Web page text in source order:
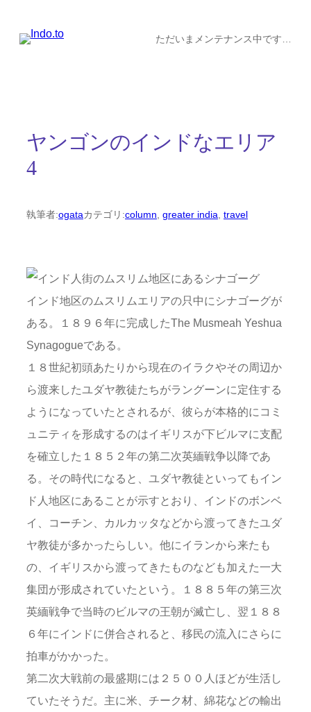
ただいまメンテナンス中です…
ヤンゴンのインドなエリア
4
執筆者:ogataカテゴリ:column, greater india, travel
インド地区のムスリムエリアの只中にシナゴーグが
ある。１８９６年に完成したThe Musmeah Yeshua
Synagogueである。
１８世紀初頭あたりから現在のイラクやその周辺か
ら渡来したユダヤ教徒たちがラングーンに定住する
ようになっていたとされるが、彼らが本格的にコミ
ュニティを形成するのはイギリスが下ビルマに支配
を確立した１８５２年の第二次英緬戦争以降であ
る。その時代になると、ユダヤ教徒といってもイン
ド人地区にあることが示すとおり、インドのボンベ
イ、コーチン、カルカッタなどから渡ってきたユダ
ヤ教徒が多かったらしい。他にイランから来たも
の、イギリスから渡ってきたものなども加えた一大
集団が形成されていたという。１８８５年の第三次
英緬戦争で当時のビルマの王朝が滅亡し、翌１８８
６年にインドに併合されると、移民の流入にさらに
拍車がかかった。
第二次大戦前の最盛期には２５００人ほどが生活し
ていたそうだ。主に米、チーク材、綿花などの輸出